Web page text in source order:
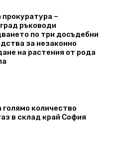
прокуратура –
ръководи
по три досъдебни
за незаконно
на растения от рода
голямо количество
в склад край София